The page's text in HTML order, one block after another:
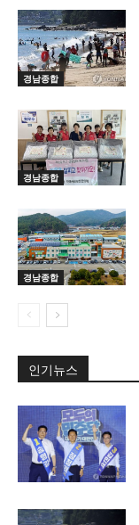
경남종합
경남종합
경남종합
인기뉴스